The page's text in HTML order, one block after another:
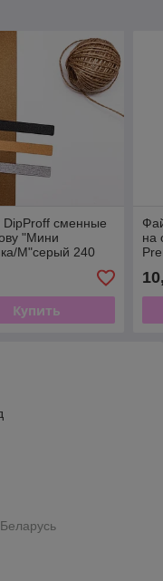
сменные
"Мини
М"серый 240
Купить
на